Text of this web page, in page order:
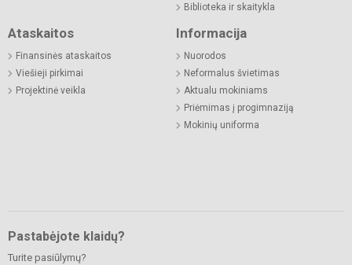
Biblioteka ir skaitykla
Ataskaitos
Finansinės ataskaitos
Viešieji pirkimai
Projektinė veikla
Informacija
Nuorodos
Neformalus švietimas
Aktualu mokiniams
Priėmimas į progimnaziją
Mokinių uniforma
Pastabėjote klaidų?
Turite pasiūlymų?